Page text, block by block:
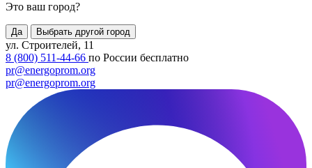
Это ваш город?
Да Выбрать другой город
ул. Строителей, 11
8 (800) 511-44-66 по России бесплатно
pr@energoprom.org
pr@energoprom.org